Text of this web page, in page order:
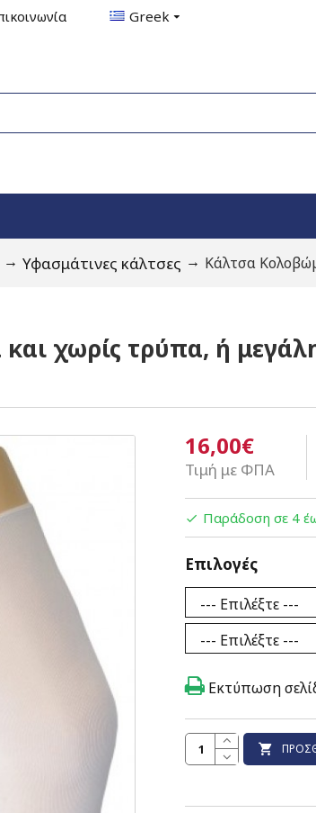
Greek
Υφασμάτινες κάλτσες Κάλτσα
χωρίς τρύπα, ή
16,00€
Τιμή με ΦΠΑ
Παράδοση σε 4
Επιλογές
Εκτύπωση